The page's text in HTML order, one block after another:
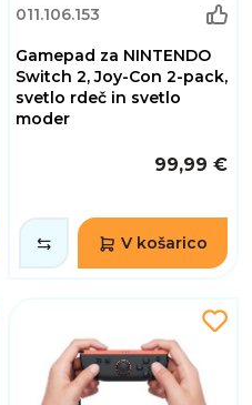
011.106.153
Gamepad za NINTENDO
Switch 2, Joy-Con 2-pack,
svetlo rdeč in svetlo
moder
99,99 €
V košarico